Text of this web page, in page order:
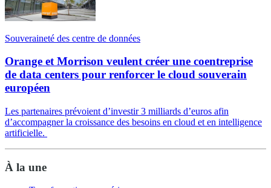
Souveraineté des centre de données
Orange et Morrison veulent créer une coentreprise
de data centers pour renforcer le cloud souverain
européen
Les partenaires prévoient d’investir 3 milliards d’euros afin
d’accompagner la croissance des besoins en cloud et en intelligence
artificielle.
À la une